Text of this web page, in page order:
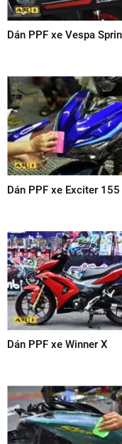
Dán PPF xe Vespa
Dán PPF xe Exciter 155
Dán PPF xe Winner X